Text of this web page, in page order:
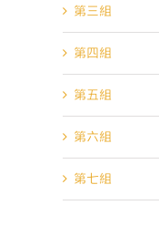
第三組
第四組
第五組
第六組
第七組